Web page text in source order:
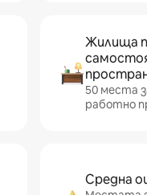
Жилища
50 места
работно
Средна